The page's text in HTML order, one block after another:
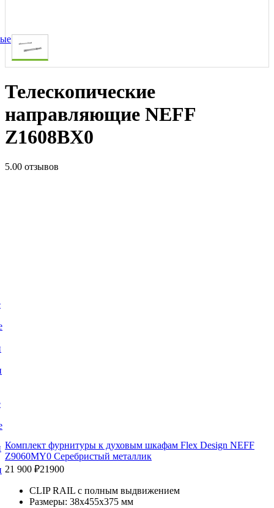
Телескопические
направляющие NEFF
Z1608BX0
5.00 отзывов
Комплект фурнитуры к духовым шкафам Flex Design NEFF
Z9060MY0 Серебристый металлик
21 900 ₽21900
CLIP RAIL с полным выдвижением
Размеры: 38х455х375 мм